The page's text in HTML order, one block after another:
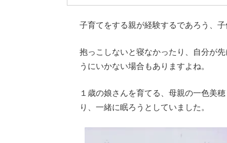
子育てをする親が経験するであろう、
抱っこしないと寝なかったり、自分が
うにいかない場合もありますよね。
１歳の娘さんを育てる、母親の一色美
り、一緒に眠ろうとしていました。